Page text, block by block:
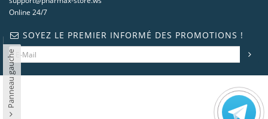
Online 24/7
SOYEZ LE PREMIER INFORMÉ DES PROMOTIONS !
steroidshop.ws © -2 – 2026
Panneau gauche